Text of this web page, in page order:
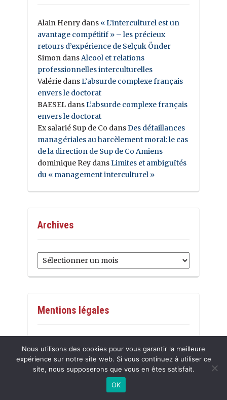
Alain Henry dans « L’interculturel est un
avantage compétitif » – les précieux
retours d’expérience de Selçuk Önder
Simon dansAlcool et relations
professionnelles interculturelles
Valérie dansL’absurde complexe français
envers le doctorat
BAESEL dansL’absurde complexe français
envers le doctorat
Ex salarié Sup de Co dansDes défaillances
managériales au harcèlement moral: le cas
de la direction de Sup de Co Amiens
dominique Rey dansLimites et ambiguïtés
du « management interculturel »
Archives
Archives
Mentions légales
Nous utilisons des cookies pour vous garantir la meilleure
expérience sur notre site web. Si vous continuez à utiliser ce
site, nous supposerons que vous en êtes satisfait.
OK